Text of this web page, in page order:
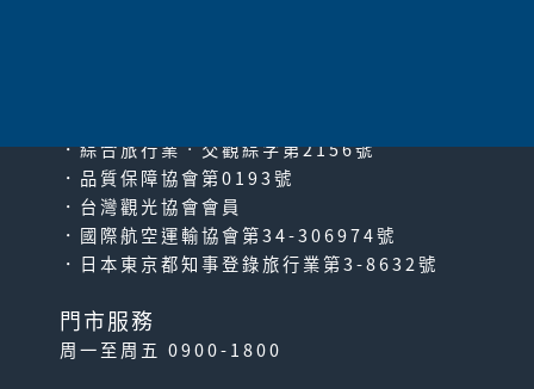
．綜合旅行業‧交觀綜字第2156號
．品質保障協會第0193號
．台灣觀光協會會員
．國際航空運輸協會第34-306974號
．日本東京都知事登錄旅行業第3-8632號
門市服務
周一至周五 0900-1800